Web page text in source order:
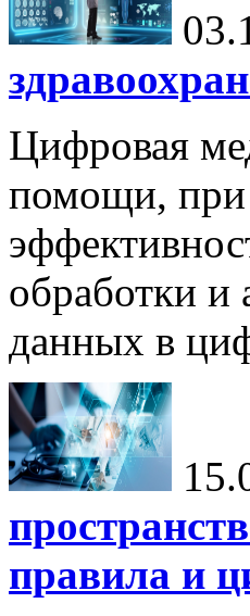
Цифровая
помощи, при
обработки и
данных в
правила и